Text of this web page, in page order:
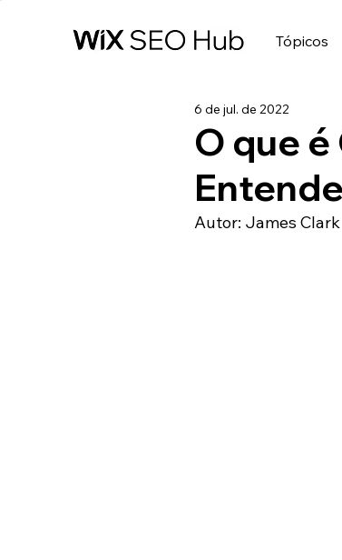
Tópicos
O que
6 de jul. de 2022
Autor: James Clark